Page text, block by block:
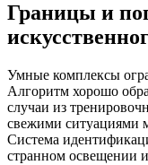
Границы и
Умные комплексы
Алгоритм хорошо
случаи из
свежими ситуациями
Система
странном освещении